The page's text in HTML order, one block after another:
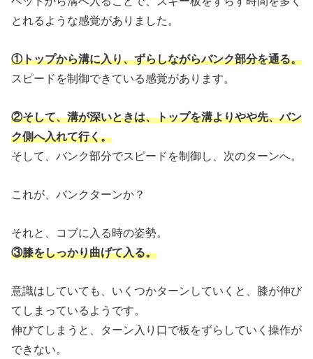
とれるような感覚がありました。
①トップから溝に入り、ずらしながらバンク部分を通る。
スピードを制御できている感覚があります。
②そして、溝が深いときは、トップを溝よりやや先、バン
ク側へ入れて行く。
そして、バンク部分でスピードを制御し、次のターンへ。
これが、バンクターンか？
それと、コブに入る時の姿勢。
③膝をしっかり曲げて入る。
意識はしていても、いくつかターンしていくと、膝が伸び
てしまっているようです。
伸びてしまうと、ターン入り口で板をずらしていく操作が
できない。